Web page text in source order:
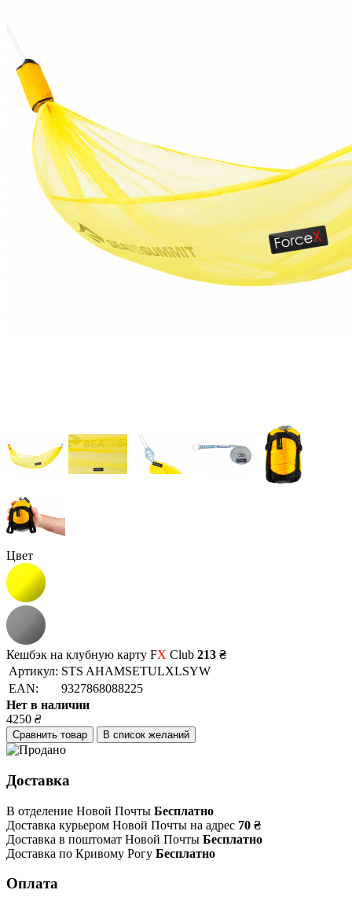
Цвет
Кешбэк на клубную карту FX Club 213 ₴
Артикул: STS AHAMSETULXLSYW
EAN:
9327868088225
Нет в наличии
4250 ₴
Сравнить товар В список желаний
Доставка
В отделение Новой Почты Бесплатно
Доставка курьером Новой Почты на адрес 70 ₴
Доставка в поштомат Новой Почты Бесплатно
Доставка по Кривому Рогу Бесплатно
Оплата